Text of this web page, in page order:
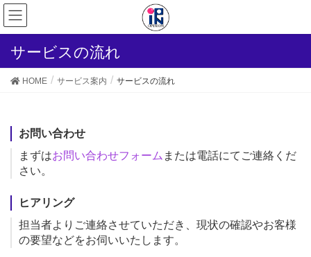
サービスの流れ
HOME サービス案内 サービスの流れ
お問い合わせ
まずはお問い合わせフォーム または電話にてご連絡くだ
さい。
ヒアリング
担当者よりご連絡させていただき、現状の確認やお客様
の要望などをお伺いいたします。